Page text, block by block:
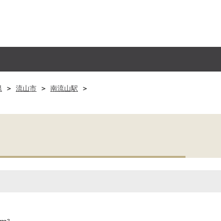
流山市 南流山駅